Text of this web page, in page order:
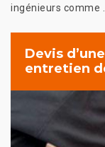
ingénieurs comme .
Devis
entretien